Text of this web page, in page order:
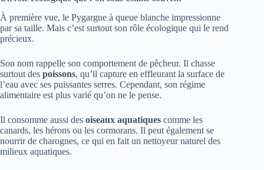
À première vue, le Pygargue à queue blanche impressionne
par sa taille. Mais c’est surtout son rôle écologique qui le rend
précieux.
Son nom rappelle son comportement de pêcheur. Il chasse
surtout des poissons, qu’il capture en effleurant la surface de
l’eau avec ses puissantes serres. Cependant, son régime
alimentaire est plus varié qu’on ne le pense.
Il consomme aussi des oiseaux aquatiques comme les
canards, les hérons ou les cormorans. Il peut également se
nourrir de charognes, ce qui en fait un nettoyeur naturel des
milieux aquatiques.